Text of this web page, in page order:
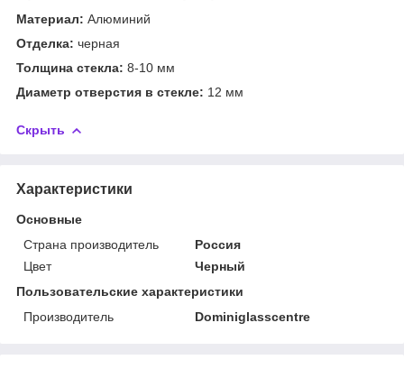
Материал: Алюминий
Отделка: черная
Толщина стекла: 8-10 мм
Диаметр отверстия в стекле: 12 мм
Скрыть
Характеристики
Основные
Страна производитель
Россия
Цвет
Черный
Пользовательские характеристики
Производитель
Dominiglasscentre